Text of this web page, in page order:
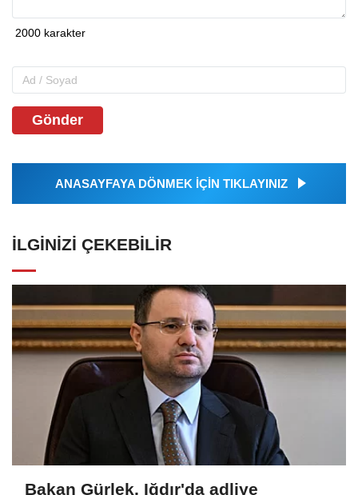
Gönder
ANASAYFAYA DÖNMEK İÇİN TIKLAYINIZ
İLGINIZI ÇEKEBILIR
Bakan Gürlek, Iğdır'da adliye